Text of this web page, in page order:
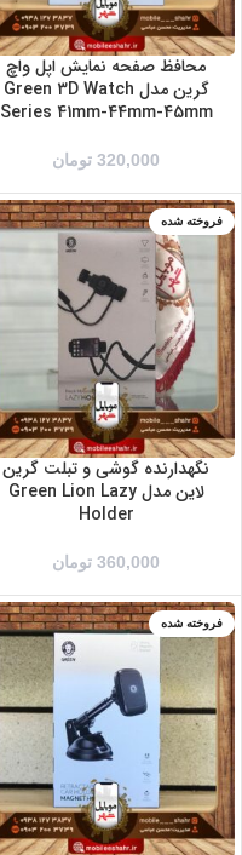
محافظ صفحه نمایش اپل واچ
گرین مدل Green 3D Watch
Series 41mm-44mm-45mm
320,000 تومان
فروخته شده
نگهدارنده گوشی و تبلت گرین
لاین مدل Green Lion Lazy
Holder
360,000 تومان
فروخته شده